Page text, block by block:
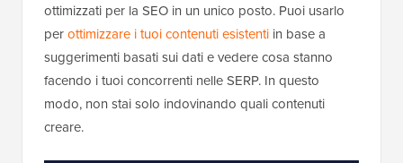
ottimizzati per la SEO in un unico posto. Puoi usarlo
perottimizzare i tuoi contenuti esistenti in base a
suggerimenti basati sui dati e vedere cosa stanno
facendo i tuoi concorrenti nelle SERP. In questo
modo, non stai solo indovinando quali contenuti
creare.